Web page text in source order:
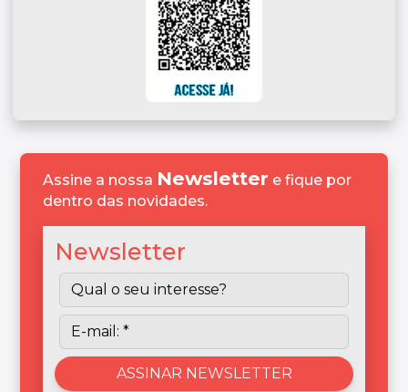
Assine a nossa Newsletter e fique por
dentro das novidades.
Newsletter